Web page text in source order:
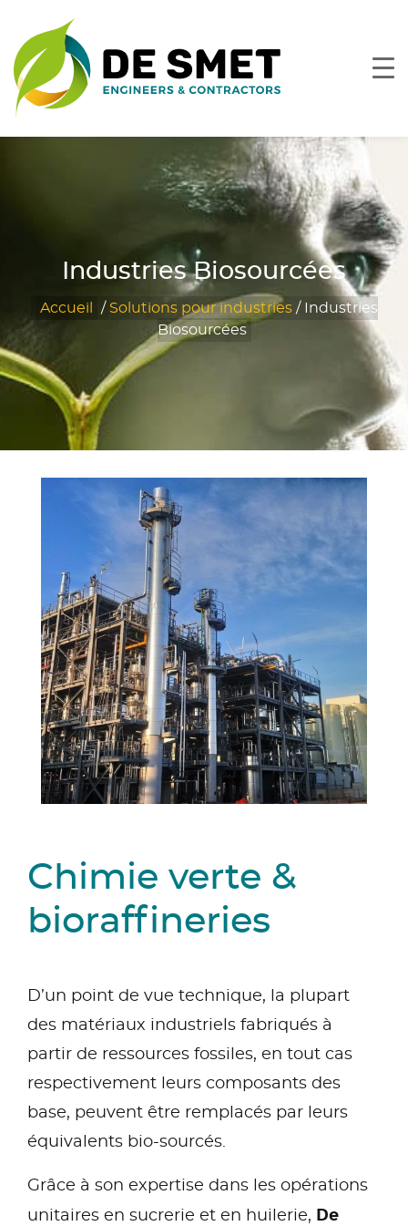
Industries Biosourcées
Accueil / Solutions pour industries/ Industries
Biosourcées
Chimie verte &
bioraffineries
D’un point de vue technique, la plupart
des matériaux industriels fabriqués à
partir de ressources fossiles, en tout cas
respectivement leurs composants des
base, peuvent être remplacés par leurs
équivalents bio-sourcés.
Grâce à son expertise dans les opérations
unitaires en sucrerie et en huilerie, De